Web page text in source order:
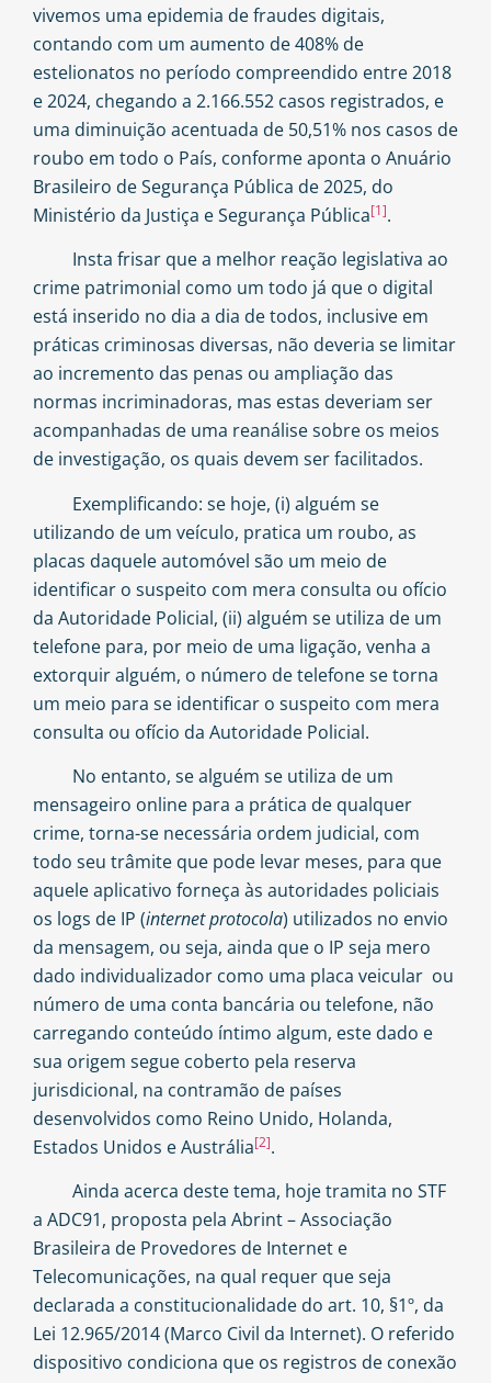
vivemos uma epidemia de fraudes digitais,
contando com um aumento de 408% de
estelionatos no período compreendido entre 2018
e 2024, chegando a 2.166.552 casos registrados, e
uma diminuição acentuada de 50,51% nos casos de
roubo em todo o País, conforme aponta o Anuário
Brasileiro de Segurança Pública de 2025, do
Ministério da Justiça e Segurança Pública[1].
Insta frisar que a melhor reação legislativa ao
crime patrimonial como um todo já que o digital
está inserido no dia a dia de todos, inclusive em
práticas criminosas diversas, não deveria se limitar
ao incremento das penas ou ampliação das
normas incriminadoras, mas estas deveriam ser
acompanhadas de uma reanálise sobre os meios
de investigação, os quais devem ser facilitados.
Exemplificando: se hoje, (i) alguém se
utilizando de um veículo, pratica um roubo, as
placas daquele automóvel são um meio de
identificar o suspeito com mera consulta ou ofício
da Autoridade Policial, (ii) alguém se utiliza de um
telefone para, por meio de uma ligação, venha a
extorquir alguém, o número de telefone se torna
um meio para se identificar o suspeito com mera
consulta ou ofício da Autoridade Policial.
No entanto, se alguém se utiliza de um
mensageiro online para a prática de qualquer
crime, torna-se necessária ordem judicial, com
todo seu trâmite que pode levar meses, para que
aquele aplicativo forneça às autoridades policiais
os logs de IP (internet protocola) utilizados no envio
da mensagem, ou seja, ainda que o IP seja mero
dado individualizador como uma placa veicular ou
número de uma conta bancária ou telefone, não
carregando conteúdo íntimo algum, este dado e
sua origem segue coberto pela reserva
jurisdicional, na contramão de países
desenvolvidos como Reino Unido, Holanda,
Estados Unidos e Austrália[2].
Ainda acerca deste tema, hoje tramita no STF
a ADC91, proposta pela Abrint – Associação
Brasileira de Provedores de Internet e
Telecomunicações, na qual requer que seja
declarada a constitucionalidade do art. 10, §1º, da
Lei 12.965/2014 (Marco Civil da Internet). O referido
dispositivo condiciona que os registros de conexão